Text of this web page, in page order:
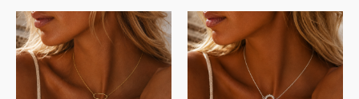
Plage
de
prix :
20.00€
à
46.00€
Plage
de
prix :
15.00€
à
34.50€
Plage
de
prix :
18.00€
40.00€
Plage
de
prix :
13.50€
30.00€